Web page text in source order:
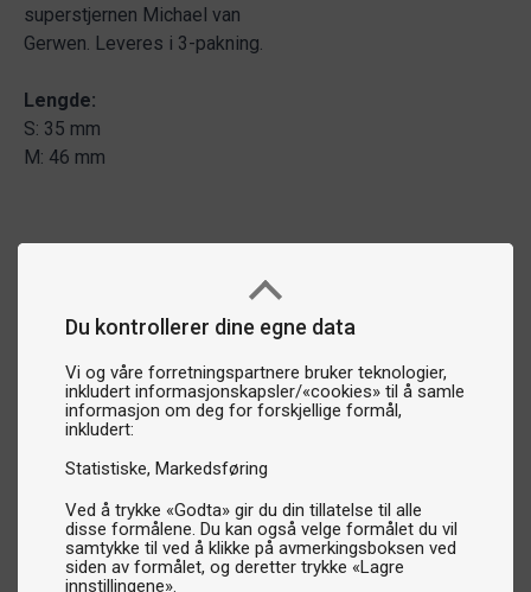
Du kontrollerer dine egne data
Vi og våre forretningspartnere bruker teknologier,
inkludert informasjonskapsler/«cookies» til å samle
informasjon om deg for forskjellige formål,
inkludert:
Statistiske Markedsføring
Ved å trykke «Godta» gir du din tillatelse til alle
disse formålene. Du kan også velge formålet du vil
samtykke til ved å klikke på avmerkingsboksen ved
siden av formålet, og deretter trykke «Lagre
innstillingene».
superstjernen Michael van
Gerwen. Leveres i 3-pakning.
Lengde:
S: 35 mm
M: 46 mm